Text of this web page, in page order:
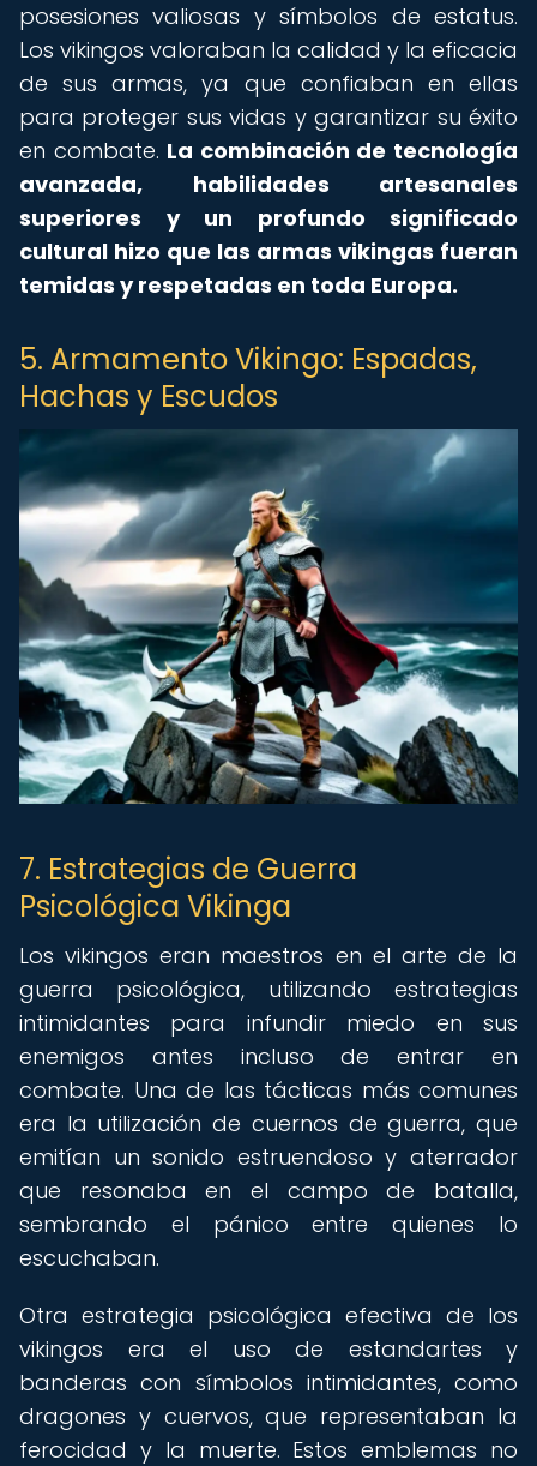
posesiones valiosas y símbolos de estatus.
Los vikingos valoraban la calidad y la eficacia
de sus armas, ya que confiaban en ellas
para proteger sus vidas y garantizar su éxito
en combate. La combinación de tecnología
avanzada, habilidades artesanales
superiores y un profundo significado
cultural hizo que las armas vikingas fueran
temidas y respetadas en toda Europa.
5. Armamento Vikingo: Espadas,
Hachas y Escudos
7. Estrategias de Guerra
Psicológica Vikinga
Los vikingos eran maestros en el arte de la
guerra psicológica, utilizando estrategias
intimidantes para infundir miedo en sus
enemigos antes incluso de entrar en
combate. Una de las tácticas más comunes
era la utilización de cuernos de guerra, que
emitían un sonido estruendoso y aterrador
que resonaba en el campo de batalla,
sembrando el pánico entre quienes lo
escuchaban.
Otra estrategia psicológica efectiva de los
vikingos era el uso de estandartes y
banderas con símbolos intimidantes, como
dragones y cuervos, que representaban la
ferocidad y la muerte. Estos emblemas no